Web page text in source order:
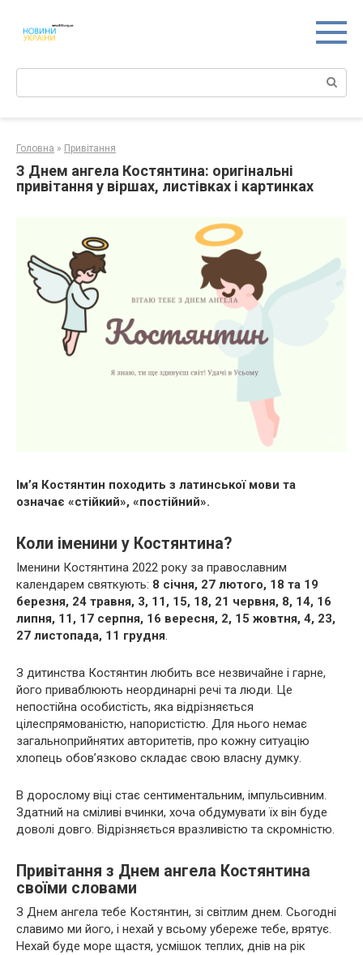
контенту
Поиск:
Головна » Привітання
З Днем ангела Костянтина: оригінальні
привітання у віршах, листівках і картинках
Ім’я Костянтин походить з латинської мови та
означає «стійкий», «постійний».
Коли іменини у Костянтина?
Іменини Костянтина 2022 року за православним
календарем святкують: 8 січня, 27 лютого, 18 та 19
березня, 24 травня, 3, 11, 15, 18, 21 червня, 8, 14, 16
липня, 11, 17 серпня, 16 вересня, 2, 15 жовтня, 4, 23,
27 листопада, 11 грудня.
З дитинства Костянтин любить все незвичайне і гарне,
його приваблюють неординарні речі та люди. Це
непостійна особистість, яка відрізняється
цілеспрямованістю, напористістю. Для нього немає
загальноприйнятих авторитетів, про кожну ситуацію
хлопець обов’язково складає свою власну думку.
В дорослому віці стає сентиментальним, імпульсивним.
Здатний на сміливі вчинки, хоча обдумувати їх він буде
доволі довго. Відрізняється вразливістю та скромністю.
Привітання з Днем ангела Костянтина
своїми словами
З Днем ангела тебе Костянтин, зі світлим днем. Сьогодні
славимо ми його, і нехай у всьому убереже тебе, врятує.
Нехай буде море щастя, усмішок теплих, днів на рік